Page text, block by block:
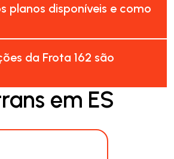
planos disponíveis e como
da Frota 162 são
em ES